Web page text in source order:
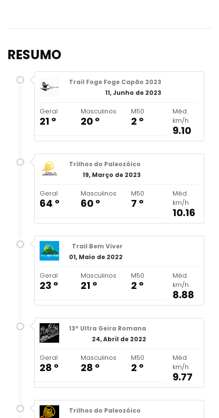
RESUMO
Trail Foge Foge Capão 2023
11, Junho de 2023
Geral
21 º
Masculinos
20 º
M50
2 º
Méd.
km/h
9.10
Trilhos do Paleozóico
19, Março de 2023
Geral
64 º
Masculinos
60 º
M50
7 º
Méd.
km/h
10.16
Trail Bem Viver
01, Maio de 2022
Geral
23 º
Masculinos
21 º
M50
2 º
Méd.
km/h
8.88
13º Ultra Geira Romana
24, Abril de 2022
Geral
28 º
Masculinos
28 º
M50
2 º
Méd.
km/h
9.77
Trilhos do Paleozóico